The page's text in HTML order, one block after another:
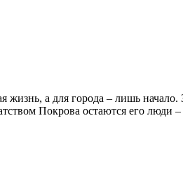
а для города – лишь начало.
Покрова остаются его люди